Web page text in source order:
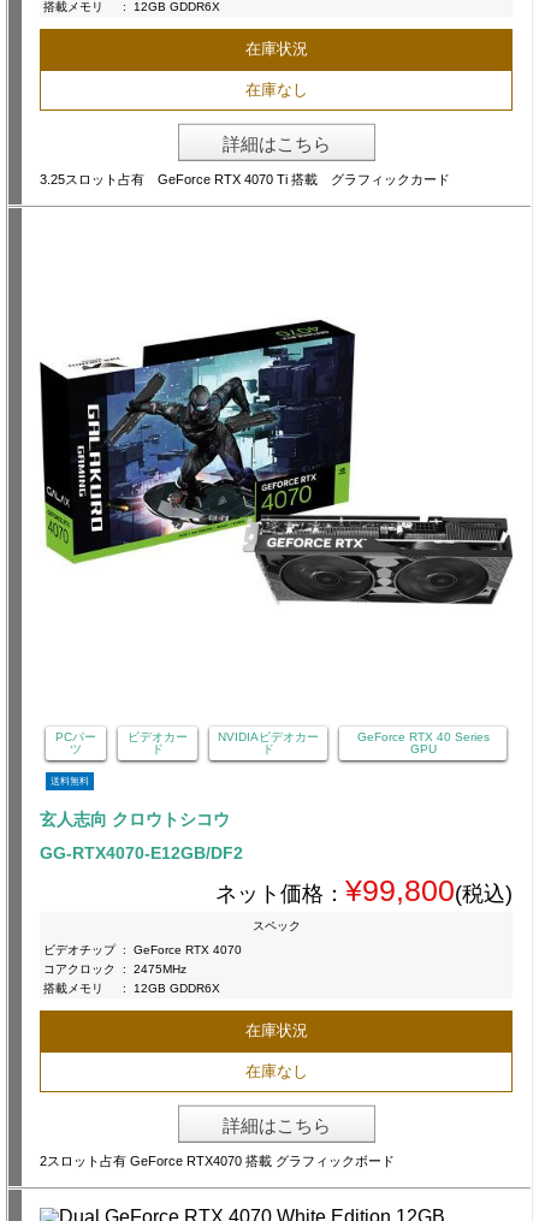
搭載メモリ
: 12GB GDDR6X
在庫状況
在庫なし
詳細はこちら
3.25スロット占有 GeForce RTX 4070 Ti 搭載 グラフィックカード
PCパー
ツ
ビデオカー
ド
NVIDIAビデオカー
ド
GeForce RTX 40 Series
GPU
送料無料
玄人志向 クロウトシコウ
GG-RTX4070-E12GB/DF2
ネット価格： ¥99,800(税込)
スペック
ビデオチップ :
GeForce RTX 4070
コアクロック
:
2475MHz
搭載メモリ
: 12GB GDDR6X
在庫状況
在庫なし
詳細はこちら
2スロット占有 GeForce RTX4070 搭載 グラフィックボード